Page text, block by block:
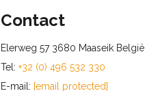
Contact
Elerweg 57 3680 Maaseik België
Tel: +32 (0) 496 532 330
E-mail: [email protected]